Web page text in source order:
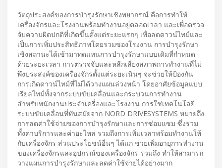
วัตถุประสงค์ของการบำรุงรักษาเชิงพยากรณ์ คือการทำให้
เครื่องจักรและโรงงานพร้อมทำงานอยู่ตลอดเวลา และเพื่อตรวจ
จับความผิดปกติที่เกิดขึ้นตั้งแต่ระยะแรกๆ เพื่อลดดาวน์ไทม์และ
เป็นการเพิ่มประสิทธิภาพโดยรวมของโรงงาน การบำรุงรักษา
เชิงสถานะได้เข้ามาทดแทนการบำรุงรักษาแบบเดิมที่กำหนด
ด้วยระยะเวลา การตรวจจับและหลีกเลี่ยงสภาพการทำงานที่ไม่
พึงประสงค์ของเครื่องจักรตั้งแต่ระยะเนินๆ จะช่วยให้ป้องกัน
การเกิดดาวน์ไทม์ที่ไม่ได้วางแผนล่วงหน้า โดยอาศัยข้อมูลแบบ
เรียลไทม์ทั้งจากระบบขับเคลื่อนและกระบวนการทำงาน
สำหรับพนักงานประจำเครื่องและโรงงาน การใช่เทคโนโลยี
ระบบขับเคลื่อนที่ทันสมัยจาก NORD DRIVESYSTEMS หมายถึง
การลดค่าใช้จ่ายของการบำรุงรักษาและการซ่อมแซม ซึ่งรวม
ทั้งค่าบริการและค่าอะไหล่ รวมถึงการเพิ่มเวลาพร้อมทำงานให้
กับเครื่องจักร ส่วนประโยชน์อื่นๆ ได้แก่ ช่วยเพิ่มอายุการทำงาน
ของเครื่องจักรและอุปกรณ์ของเครื่องจักร รวมถึง ทำให้สามารถ
วางแผนการบำรุงรักษาและลดค่าใช้จ่ายได้อย่างมาก